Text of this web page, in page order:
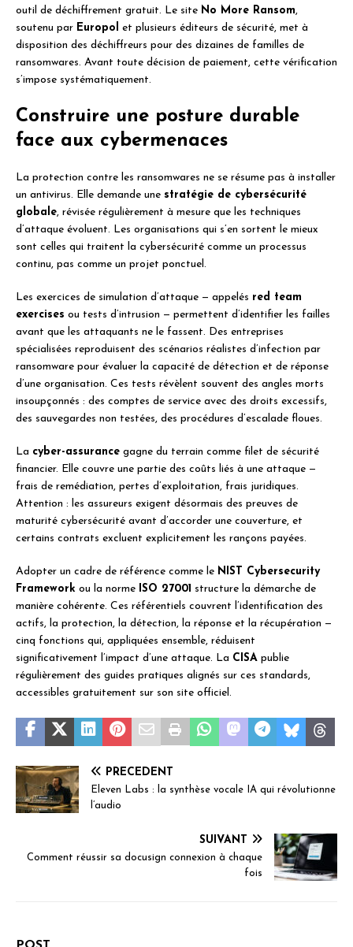
outil de déchiffrement gratuit. Le site No More Ransom,
soutenu par Europol et plusieurs éditeurs de sécurité, met à
disposition des déchiffreurs pour des dizaines de familles de
ransomwares. Avant toute décision de paiement, cette vérification
s’impose systématiquement.
Construire une posture durable
face aux cybermenaces
La protection contre les ransomwares ne se résume pas à installer
un antivirus. Elle demande une stratégie de cybersécurité
globale, révisée régulièrement à mesure que les techniques
d’attaque évoluent. Les organisations qui s’en sortent le mieux
sont celles qui traitent la cybersécurité comme un processus
continu, pas comme un projet ponctuel.
Les exercices de simulation d’attaque — appelés red team
exercises ou tests d’intrusion — permettent d’identifier les failles
avant que les attaquants ne le fassent. Des entreprises
spécialisées reproduisent des scénarios réalistes d’infection par
ransomware pour évaluer la capacité de détection et de réponse
d’une organisation. Ces tests révèlent souvent des angles morts
insoupçonnés : des comptes de service avec des droits excessifs,
des sauvegardes non testées, des procédures d’escalade floues.
La cyber-assurance gagne du terrain comme filet de sécurité
financier. Elle couvre une partie des coûts liés à une attaque —
frais de remédiation, pertes d’exploitation, frais juridiques.
Attention : les assureurs exigent désormais des preuves de
maturité cybersécurité avant d’accorder une couverture, et
certains contrats excluent explicitement les rançons payées.
Adopter un cadre de référence comme le NIST Cybersecurity
Framework ou la norme ISO 27001 structure la démarche de
manière cohérente. Ces référentiels couvrent l’identification des
actifs, la protection, la détection, la réponse et la récupération —
cinq fonctions qui, appliquées ensemble, réduisent
significativement l’impact d’une attaque. La CISA publie
régulièrement des guides pratiques alignés sur ces standards,
accessibles gratuitement sur son site officiel.
PRÉCÉDENT
Eleven Labs : la synthèse vocale IA qui révolutionne
l’audio
SUIVANT
Comment réussir sa docusign connexion à chaque
fois